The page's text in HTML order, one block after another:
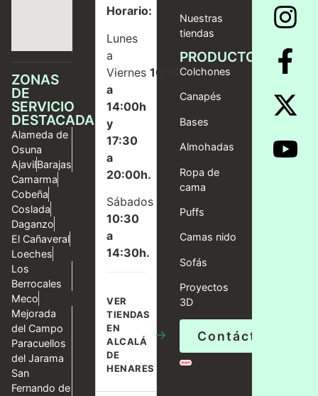
ZONAS
DE
SERVICIO
DESTACADAS
Alameda de
Osuna
AjavilBarajas
Camarma
Cobeña
Coslada
Daganzo
El Cañaveral
Loeches
Los
Berrocales
Meco
Mejorada
del Campo
Paracuellos
del Jarama
San
Fernando de
Horario:
Lunes
a
Viernes10:00
a
14:00h
y
17:30
a
20:00h.
Sábados
10:30
a
14:30h.
VER
TIENDAS
EN
ALCALÁ
DE
HENARES
→
Nuestras
tiendas
PRODUCTOS
Colchones
Canapés
Bases
Almohadas
Ropa de
cama
Puffs
Camas nido
Sofás
Proyectos
3D
Contáctanos